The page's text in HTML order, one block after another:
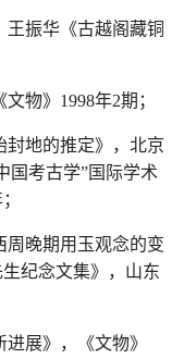
振华《古越阁藏铜
物》1998年2期；
地的推定》，北京
国考古学”国际学术
周晚期用玉观念的变
纪念文集》，山东
展》，《文物》